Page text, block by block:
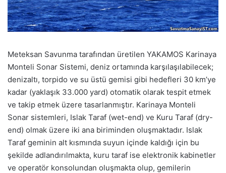
Meteksan Savunma tarafından üretilen YAKAMOS Karinaya
Monteli Sonar Sistemi, deniz ortamında karşılaşılabilecek;
denizaltı, torpido ve su üstü gemisi gibi hedefleri 30 km’ye
kadar (yaklaşık 33.000 yard) otomatik olarak tespit etmek
ve takip etmek üzere tasarlanmıştır. Karinaya Monteli
Sonar sistemleri, Islak Taraf (wet-end) ve Kuru Taraf (dry-
end) olmak üzere iki ana biriminden oluşmaktadır. Islak
Taraf geminin alt kısmında suyun içinde kaldığı için bu
şekilde adlandırılmakta, kuru taraf ise elektronik kabinetler
ve operatör konsolundan oluşmakta olup, gemilerin